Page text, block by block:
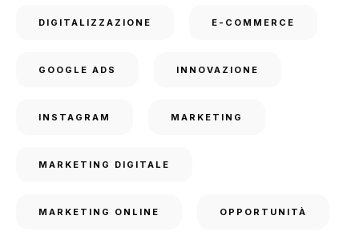
DIGITALIZZAZIONE E-COMMERCE
GOOGLE ADS INNOVAZIONE
INSTAGRAM MARKETING
MARKETING DIGITALE
MARKETING ONLINE OPPORTUNITÀ